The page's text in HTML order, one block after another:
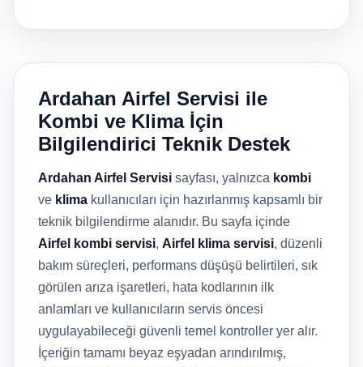
Ardahan Airfel Servisi ile
Kombi ve Klima İçin
Bilgilendirici Teknik Destek
Ardahan Airfel Servisi sayfası, yalnızca kombi
ve klima kullanıcıları için hazırlanmış kapsamlı bir
teknik bilgilendirme alanıdır. Bu sayfa içinde
Airfel kombi servisi, Airfel klima servisi, düzenli
bakım süreçleri, performans düşüşü belirtileri, sık
görülen arıza işaretleri, hata kodlarının ilk
anlamları ve kullanıcıların servis öncesi
uygulayabileceği güvenli temel kontroller yer alır.
İçeriğin tamamı beyaz eşyadan arındırılmış,